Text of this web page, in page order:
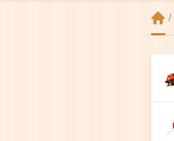
/